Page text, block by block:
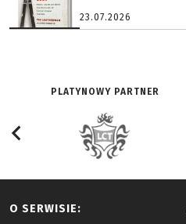
23.07.2026
PLATYNOWY PARTNER
O SERWISIE: